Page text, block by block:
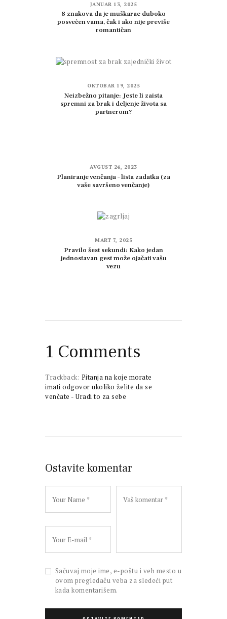
JANUAR 13, 2025
8 znakova da je muškarac duboko
posvećen vama, čak i ako nije previše
romantičan
OKTOBAR 19, 2025
Neizbežno pitanje: Jeste li zaista
spremni za brak i deljenje života sa
partnerom?
AVGUST 24, 2023
Planiranje venčanja – lista zadatka (za
vaše savršeno venčanje)
MART 7, 2025
Pravilo šest sekundi: Kako jedan
jednostavan gest može ojačati vašu
vezu
1 Comments
Trackback: Pitanja na koje morate
imati odgovor ukoliko želite da se
venčate - Uradi to za sebe
Ostavite komentar
Sačuvaj moje ime, e-poštu i veb mesto u
ovom pregledaču veba za sledeći put
kada komentarišem.